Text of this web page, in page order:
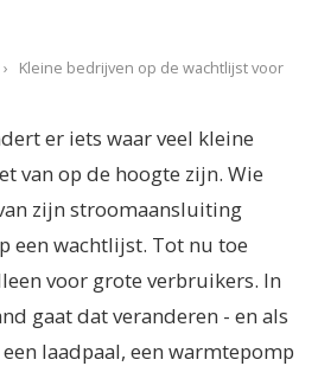
›
Kleine bedrijven op de wachtlijst voor
er iets waar veel kleine
van op de hoogte zijn. Wie
zijn stroomaansluiting
een wachtlijst. Tot nu toe
voor grote verbruikers. In
gaat dat veranderen - en als
laadpaal, een warmtepomp